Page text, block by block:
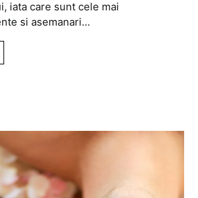
iata care sunt cele mai
si asemanari…